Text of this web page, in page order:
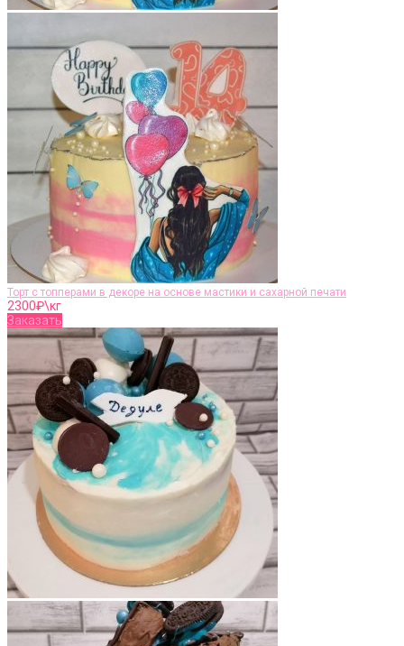
Торт с топперами в декоре на основе мастики и сахарной печати
2300₽\кг
Заказать